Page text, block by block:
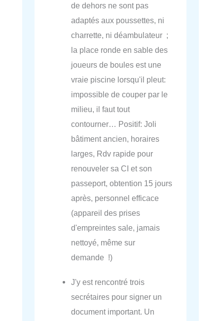
de dehors ne sont pas
adaptés aux poussettes, ni
charrette, ni déambulateur ;
la place ronde en sable des
joueurs de boules est une
vraie piscine lorsqu'il pleut:
impossible de couper par le
milieu, il faut tout
contourner… Positif: Joli
bâtiment ancien, horaires
larges, Rdv rapide pour
renouveler sa CI et son
passeport, obtention 15 jours
après, personnel efficace
(appareil des prises
d'empreintes sale, jamais
nettoyé, même sur
demande !)
J'y est rencontré trois
secrétaires pour signer un
document important. Un